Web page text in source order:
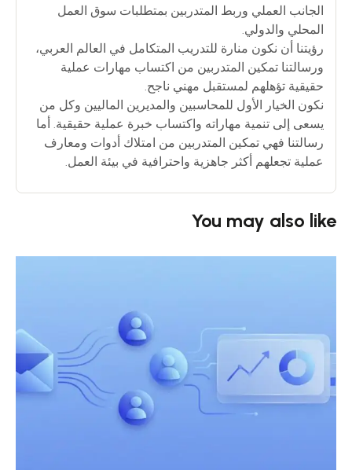
الجانب العملي وربط المتدربين بمتطلبات سوق العمل
المحلي والدولي.
رؤيتنا أن نكون منارة للتدريب المتكامل في العالم العربي،
ورسالتنا تمكين المتدربين من اكتساب مهارات عملية
حقيقية تؤهلهم لمستقبل مهني ناجح.
نكون الخيار الأول للمحاسبين والمديرين الماليين وكل من
يسعى إلى تنمية مهاراته واكتساب خبرة عملية حقيقية. أما
رسالتنا فهي تمكين المتدربين من امتلاك أدوات ومعارف
عملية تجعلهم أكثر جاهزية واحترافية في بيئة العمل.
You may also like